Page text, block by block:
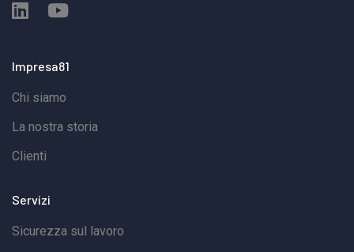
Impresa81
Chi siamo
La nostra storia
Clienti
Servizi
Sicurezza sul lavoro